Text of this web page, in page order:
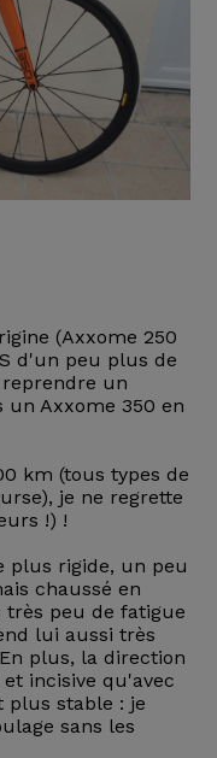
(Axxome 250
d'un peu plus de
un
un Axxome 350 en
km (tous types de
je ne regrette
!) !
plus rigide, un peu
chaussé en
très peu de fatigue
lui aussi très
plus, la direction
incisive qu'avec
plus stable : je
sans les